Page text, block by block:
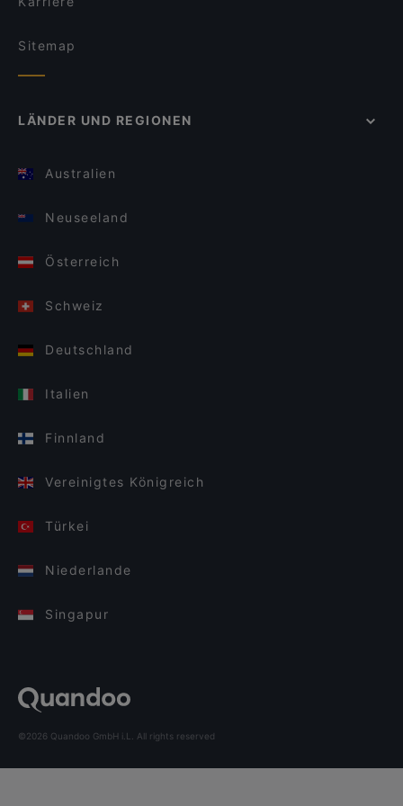
Sitemap
LÄNDER UND REGIONEN
Australien
Neuseeland
Österreich
Schweiz
Deutschland
Italien
Finnland
Vereinigtes Königreich
Türkei
Niederlande
Singapur
©2026 Quandoo GmbH i.L. All rights reserved